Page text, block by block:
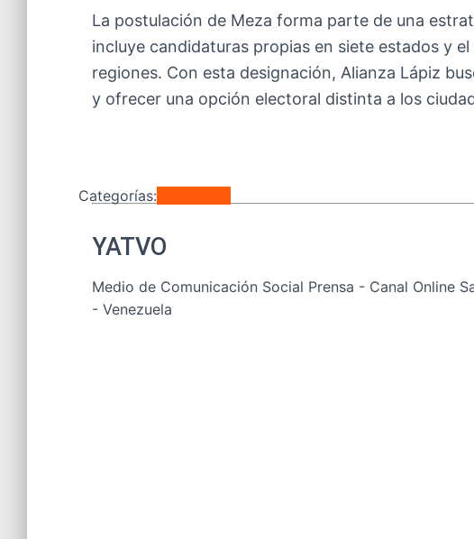
La postulación de Meza forma parte de una
incluye candidaturas propias en siete estados y
regiones. Con esta designación, Alianza Lápiz
y ofrecer una opción electoral distinta a los
Categorías:
YATVO
Medio de Comunicación Social Prensa - Canal Online
- Venezuela